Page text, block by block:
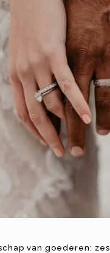
van goederen: zes